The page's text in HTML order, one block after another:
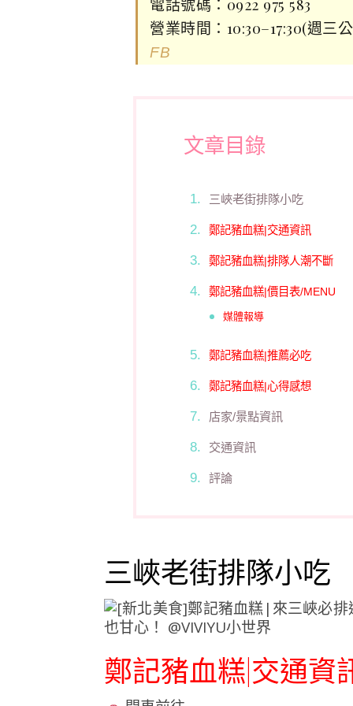
營業時間：10:30–17:30(週三
FB
文章目錄
三峽老街排隊小吃
鄭記豬血糕|交通資訊
鄭記豬血糕|排隊人潮不斷
鄭記豬血糕|價目表/MENU
媒體報導
鄭記豬血糕|推薦必吃
鄭記豬血糕|心得感想
店家/景點資訊
交通資訊
評論
三峽老街排隊小吃
鄭記豬血糕|交通資